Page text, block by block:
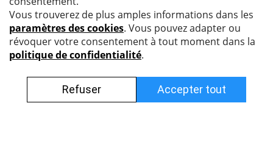
Nyffenegger Armaturen AG
Leutschenbachstrasse 38